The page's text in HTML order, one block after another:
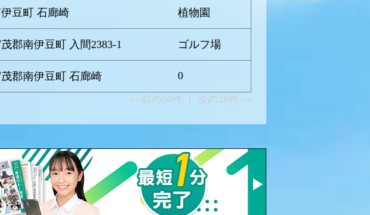
豆町 石廊崎 植物園
郡南伊豆町 入間2383-1 ゴルフ場
郡南伊豆町 石廊崎 0
<<前の20件 ｜ 次の20件>>